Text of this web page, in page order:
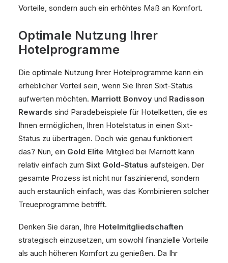
Vorteile, sondern auch ein erhöhtes Maß an Komfort.
Optimale Nutzung Ihrer
Hotelprogramme
Die optimale Nutzung Ihrer Hotelprogramme kann ein
erheblicher Vorteil sein, wenn Sie Ihren Sixt-Status
aufwerten möchten. Marriott Bonvoy und Radisson
Rewards sind Paradebeispiele für Hotelketten, die es
Ihnen ermöglichen, Ihren Hotelstatus in einen Sixt-
Status zu übertragen. Doch wie genau funktioniert
das? Nun, ein Gold Elite Mitglied bei Marriott kann
relativ einfach zum Sixt Gold-Status aufsteigen. Der
gesamte Prozess ist nicht nur faszinierend, sondern
auch erstaunlich einfach, was das Kombinieren solcher
Treueprogramme betrifft.
Denken Sie daran, Ihre Hotelmitgliedschaften
strategisch einzusetzen, um sowohl finanzielle Vorteile
als auch höheren Komfort zu genießen. Da Ihr